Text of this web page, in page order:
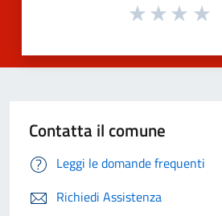
Contatta il comune
Leggi le domande frequenti
Richiedi Assistenza